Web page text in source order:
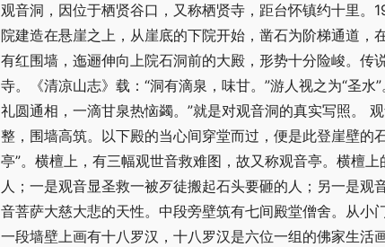
观音洞，因位于栖贤谷口，又称栖贤寺，距台怀镇约十里
院建造在悬崖之上，从崖底的下院开始，凿石为阶梯通道
有红围墙，迤逦伸向上院石洞前的大殿，形势十分险峻。
寺。《清凉山志》载：“洞有滴泉，味甘。”游人视之为“圣
礼圆通相，一滴甘泉热恼蠲。”就是对观音洞的真实写照。
整，围墙高筑。以下殿的当心间穿堂而过，便是此登崖壁的
亭”。横檀上，有三幅观世音救难图，故又称观音亭。横檀
人；一是观音显圣救一被歹徒搬起石头要砸的人；另一是
音菩萨大慈大悲的天性。中段旁壁筑有七间殿堂僧舍。从
一段墙壁上画有十八罗汉，十八罗汉是六位一组的佛家生